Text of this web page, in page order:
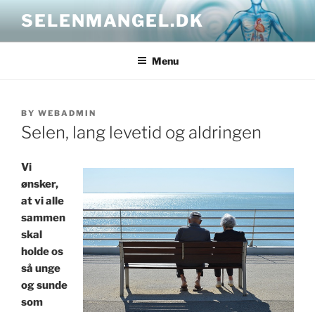
content
SELENMANGEL.DK
Menu
POSTED
ON
BY WEBADMIN
Selen, lang levetid og aldringen
Vi
ønsker,
at vi alle
sammen
skal
holde os
så unge
og sunde
som